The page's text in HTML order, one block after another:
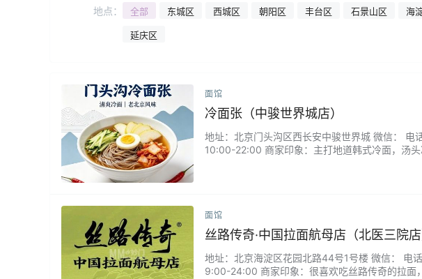
地点： 全部 东城区 西城区 朝阳区 丰台区 石景山区 海
延庆区
面馆
冷面张（中骏世界城店）
地址：北京门头沟区西长安中骏世界城 微信：
10:00-22:00 商家印象：主打地道韩式冷面，汤
面馆
丝路传奇·中国拉面航母店（北医三院店
地址：北京海淀区花园北路44号1号楼 微信：
9:00-24:00 商家印象：很喜欢吃丝路传奇的拉面